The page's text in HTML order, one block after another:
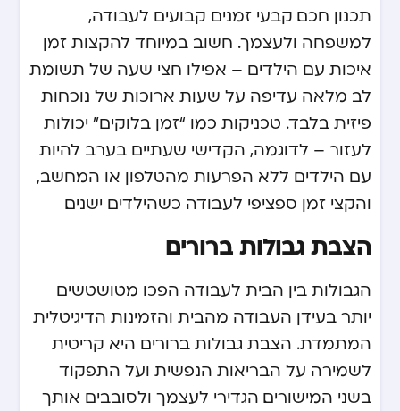
תכנון חכם. קבעי זמנים קבועים לעבודה,
למשפחה ולעצמך. חשוב במיוחד להקצות זמן
איכות עם הילדים – אפילו חצי שעה של תשומת
לב מלאה עדיפה על שעות ארוכות של נוכחות
פיזית בלבד. טכניקות כמו “זמן בלוקים” יכולות
לעזור – לדוגמה, הקדישי שעתיים בערב להיות
עם הילדים ללא הפרעות מהטלפון או המחשב,
והקצי זמן ספציפי לעבודה כשהילדים ישנים.
הצבת גבולות ברורים
הגבולות בין הבית לעבודה הפכו מטושטשים
יותר בעידן העבודה מהבית והזמינות הדיגיטלית
המתמדת. הצבת גבולות ברורים היא קריטית
לשמירה על הבריאות הנפשית ועל התפקוד
בשני המישורים. הגדירי לעצמך ולסובבים אותך